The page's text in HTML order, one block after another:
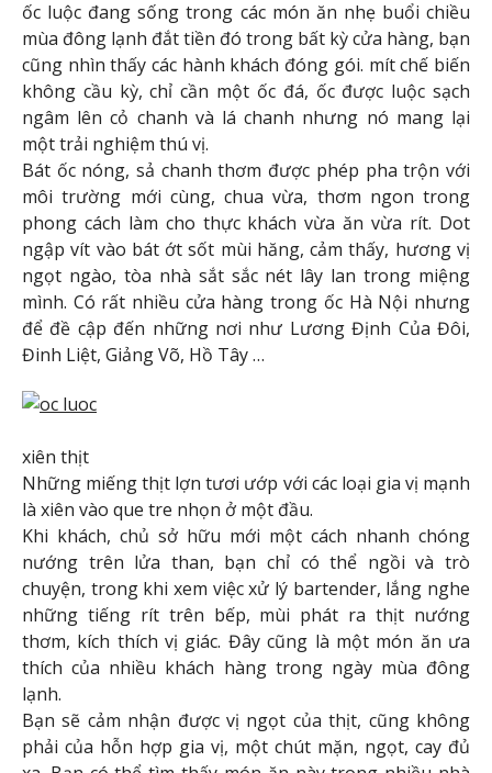
ốc luộc đang sống trong các món ăn nhẹ buổi chiều
mùa đông lạnh đắt tiền đó trong bất kỳ cửa hàng, bạn
cũng nhìn thấy các hành khách đóng gói. mít chế biến
không cầu kỳ, chỉ cần một ốc đá, ốc được luộc sạch
ngâm lên cỏ chanh và lá chanh nhưng nó mang lại
một trải nghiệm thú vị.
Bát ốc nóng, sả chanh thơm được phép pha trộn với
môi trường mới cùng, chua vừa, thơm ngon trong
phong cách làm cho thực khách vừa ăn vừa rít. Dot
ngập vít vào bát ớt sốt mùi hăng, cảm thấy, hương vị
ngọt ngào, tòa nhà sắt sắc nét lây lan trong miệng
mình. Có rất nhiều cửa hàng trong ốc Hà Nội nhưng
để đề cập đến những nơi như Lương Định Của Đôi,
Đinh Liệt, Giảng Võ, Hồ Tây …
xiên thịt
Những miếng thịt lợn tươi ướp với các loại gia vị mạnh
là xiên vào que tre nhọn ở một đầu.
Khi khách, chủ sở hữu mới một cách nhanh chóng
nướng trên lửa than, bạn chỉ có thể ngồi và trò
chuyện, trong khi xem việc xử lý bartender, lắng nghe
những tiếng rít trên bếp, mùi phát ra thịt nướng
thơm, kích thích vị giác. Đây cũng là một món ăn ưa
thích của nhiều khách hàng trong ngày mùa đông
lạnh.
Bạn sẽ cảm nhận được vị ngọt của thịt, cũng không
phải của hỗn hợp gia vị, một chút mặn, ngọt, cay đủ